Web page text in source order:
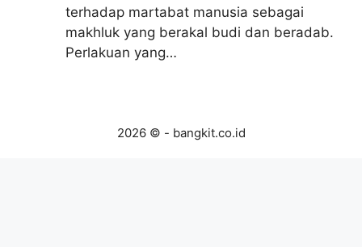
terhadap martabat manusia sebagai
makhluk yang berakal budi dan beradab.
Perlakuan yang…
2026 © - bangkit.co.id